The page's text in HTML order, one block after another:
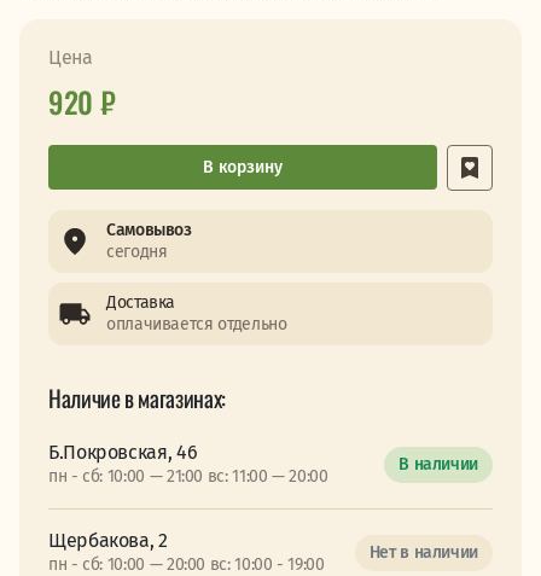
Цена
920 ₽
В корзину
Самовывоз
сегодня
Доставка
оплачивается отдельно
Наличие в магазинах:
Б.Покровская, 46
пн - сб: 10:00 — 21:00 вс: 11:00 — 20:00
В наличии
Щербакова, 2
пн - сб: 10:00 — 20:00 вс: 10:00 - 19:00
Нет в наличии